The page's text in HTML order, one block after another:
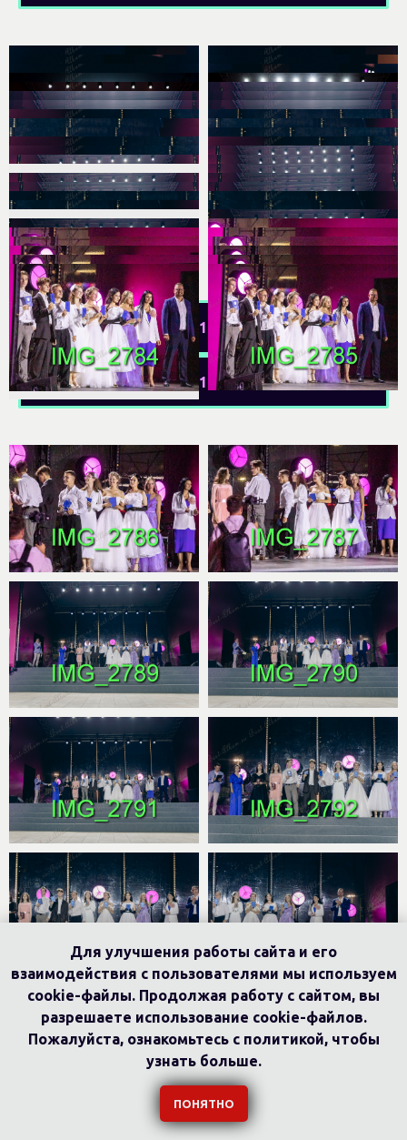
Для улучшения работы сайта и его
взаимодействия с пользователями мы используем
cookie-файлы. Продолжая работу с сайтом, вы
разрешаете использование cookie-файлов.
Пожалуйста, ознакомьтесь с политикой, чтобы
узнать больше.
ПОНЯТНО
11Т
11Е